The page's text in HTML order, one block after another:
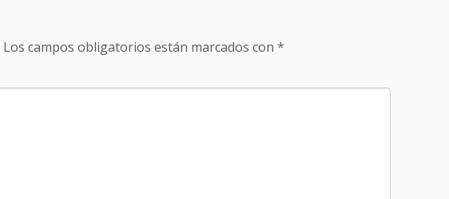
Los campos obligatorios están marcados con *